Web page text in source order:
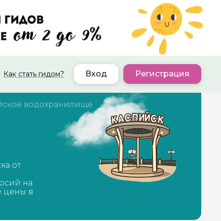
Как стать гидом? Вход Регистрация
водохранилище
от
на
цены в